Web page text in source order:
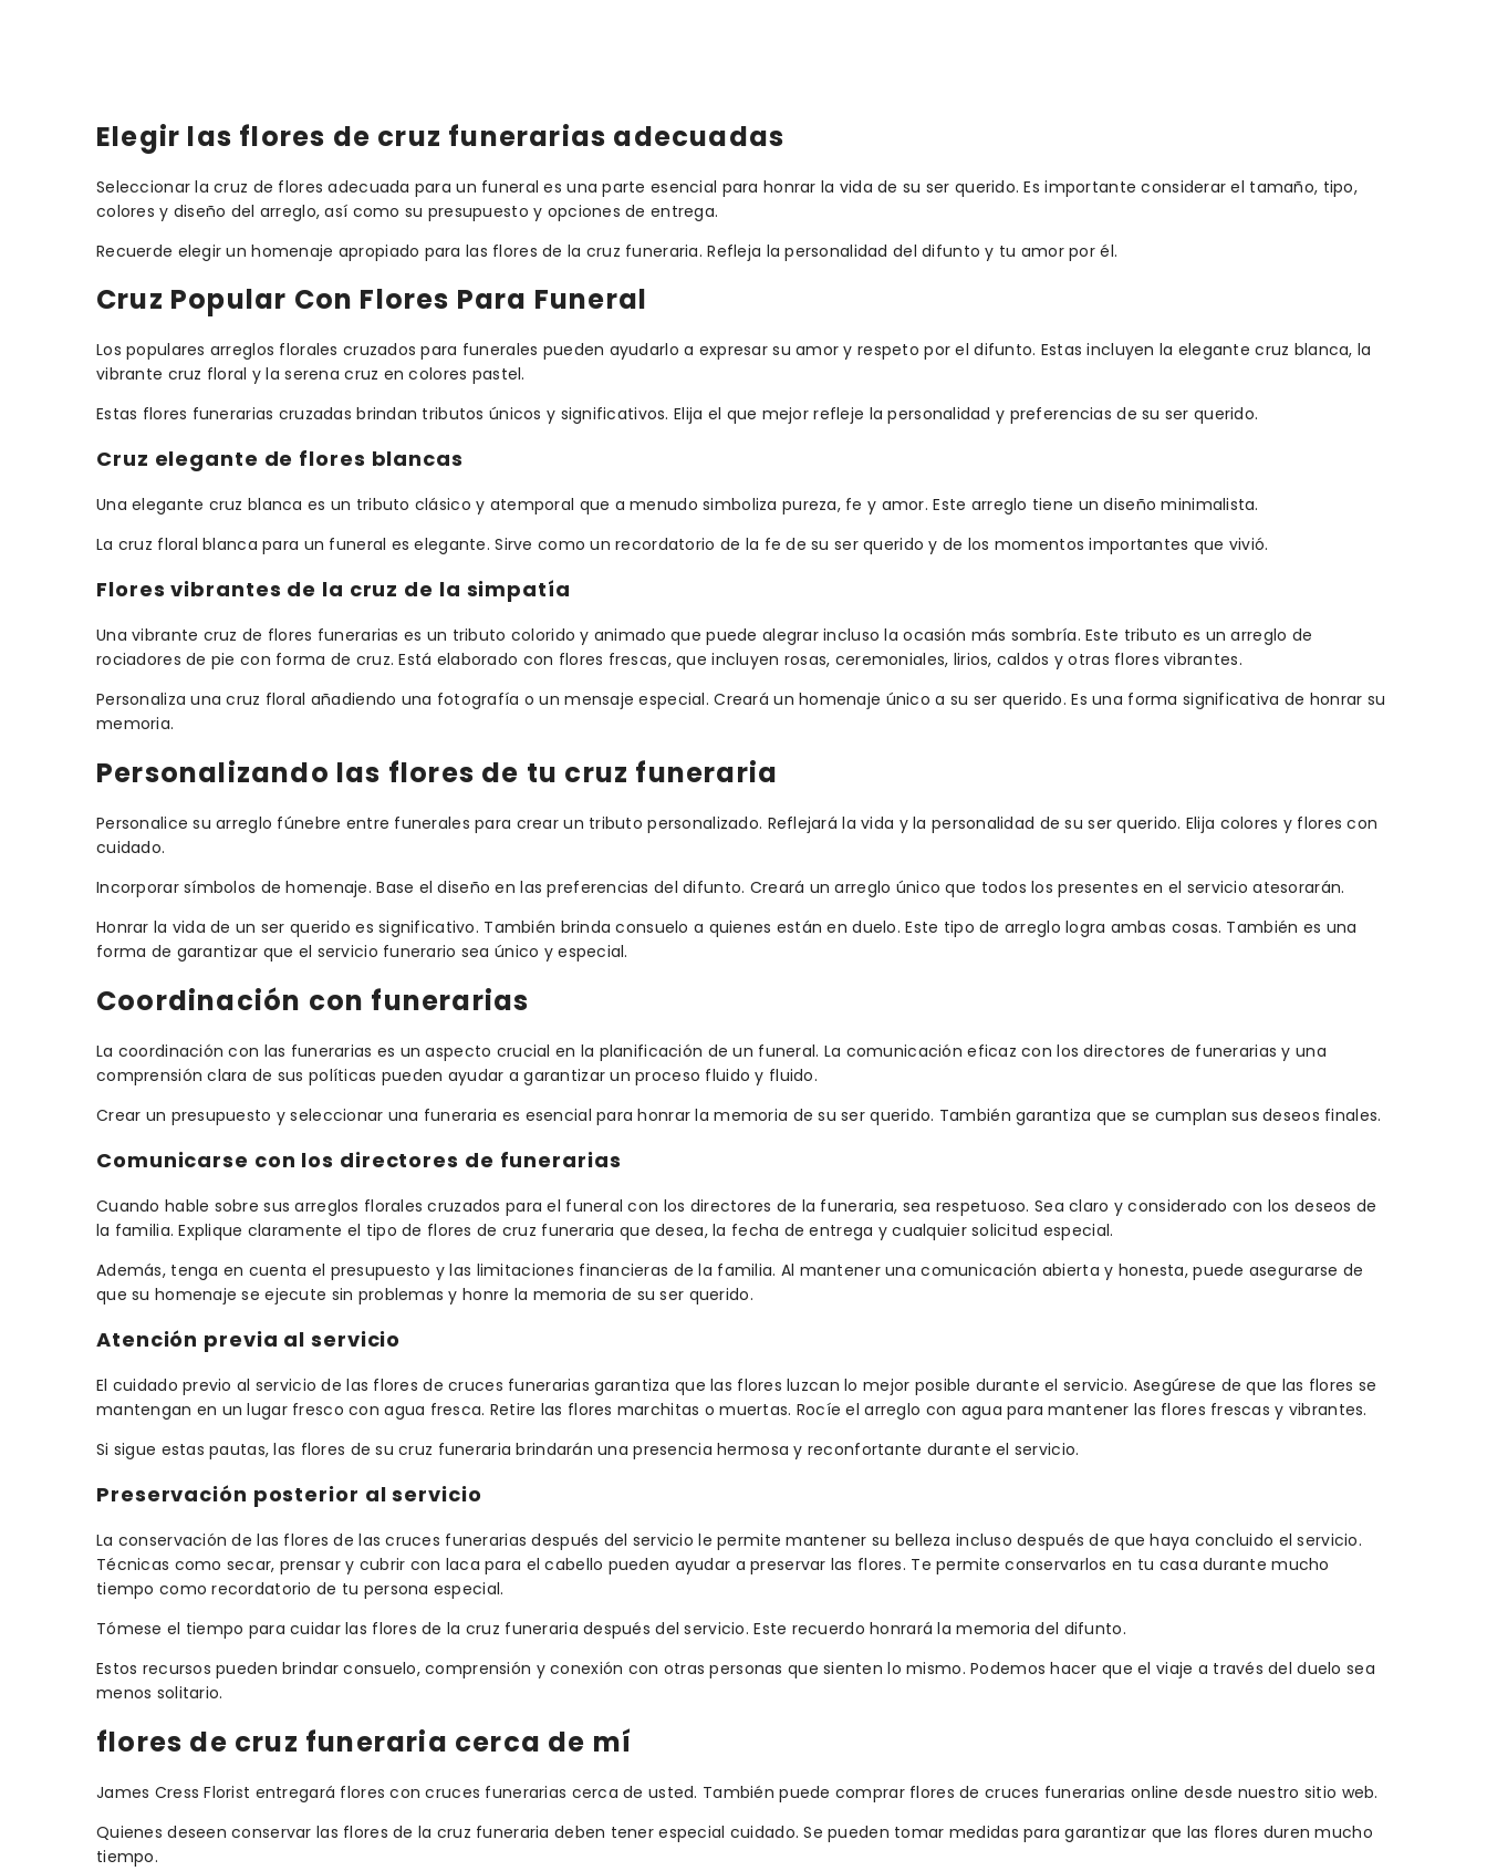
Elegir las flores de cruz funerarias adecuadas
Seleccionar la cruz de flores adecuada para un funeral es una parte esencial para honrar la vida de su ser querido. Es importante considerar el tamaño, tipo,
colores y diseño del arreglo, así como su presupuesto y opciones de entrega.
Recuerde elegir un homenaje apropiado para las flores de la cruz funeraria. Refleja la personalidad del difunto y tu amor por él.
Cruz Popular Con Flores Para Funeral
Los populares arreglos florales cruzados para funerales pueden ayudarlo a expresar su amor y respeto por el difunto. Estas incluyen la elegante cruz blanca, la
vibrante cruz floral y la serena cruz en colores pastel.
Estas flores funerarias cruzadas brindan tributos únicos y significativos. Elija el que mejor refleje la personalidad y preferencias de su ser querido.
Cruz elegante de flores blancas
Una elegante cruz blanca es un tributo clásico y atemporal que a menudo simboliza pureza, fe y amor. Este arreglo tiene un diseño minimalista.
La cruz floral blanca para un funeral es elegante. Sirve como un recordatorio de la fe de su ser querido y de los momentos importantes que vivió.
Flores vibrantes de la cruz de la simpatía
Una vibrante cruz de flores funerarias es un tributo colorido y animado que puede alegrar incluso la ocasión más sombría. Este tributo es un arreglo de
rociadores de pie con forma de cruz. Está elaborado con flores frescas, que incluyen rosas, ceremoniales, lirios, caldos y otras flores vibrantes.
Personaliza una cruz floral añadiendo una fotografía o un mensaje especial. Creará un homenaje único a su ser querido. Es una forma significativa de honrar su
memoria.
Personalizando las flores de tu cruz funeraria
Personalice su arreglo fúnebre entre funerales para crear un tributo personalizado. Reflejará la vida y la personalidad de su ser querido. Elija colores y flores con
cuidado.
Incorporar símbolos de homenaje. Base el diseño en las preferencias del difunto. Creará un arreglo único que todos los presentes en el servicio atesorarán.
Honrar la vida de un ser querido es significativo. También brinda consuelo a quienes están en duelo. Este tipo de arreglo logra ambas cosas. También es una
forma de garantizar que el servicio funerario sea único y especial.
Coordinación con funerarias
La coordinación con las funerarias es un aspecto crucial en la planificación de un funeral. La comunicación eficaz con los directores de funerarias y una
comprensión clara de sus políticas pueden ayudar a garantizar un proceso fluido y fluido.
Crear un presupuesto y seleccionar una funeraria es esencial para honrar la memoria de su ser querido. También garantiza que se cumplan sus deseos finales.
Comunicarse con los directores de funerarias
Cuando hable sobre sus arreglos florales cruzados para el funeral con los directores de la funeraria, sea respetuoso. Sea claro y considerado con los deseos de
la familia. Explique claramente el tipo de flores de cruz funeraria que desea, la fecha de entrega y cualquier solicitud especial.
Además, tenga en cuenta el presupuesto y las limitaciones financieras de la familia. Al mantener una comunicación abierta y honesta, puede asegurarse de
que su homenaje se ejecute sin problemas y honre la memoria de su ser querido.
Atención previa al servicio
El cuidado previo al servicio de las flores de cruces funerarias garantiza que las flores luzcan lo mejor posible durante el servicio. Asegúrese de que las flores se
mantengan en un lugar fresco con agua fresca. Retire las flores marchitas o muertas. Rocíe el arreglo con agua para mantener las flores frescas y vibrantes.
Si sigue estas pautas, las flores de su cruz funeraria brindarán una presencia hermosa y reconfortante durante el servicio.
Preservación posterior al servicio
La conservación de las flores de las cruces funerarias después del servicio le permite mantener su belleza incluso después de que haya concluido el servicio.
Técnicas como secar, prensar y cubrir con laca para el cabello pueden ayudar a preservar las flores. Te permite conservarlos en tu casa durante mucho
tiempo como recordatorio de tu persona especial.
Tómese el tiempo para cuidar las flores de la cruz funeraria después del servicio. Este recuerdo honrará la memoria del difunto.
Estos recursos pueden brindar consuelo, comprensión y conexión con otras personas que sienten lo mismo. Podemos hacer que el viaje a través del duelo sea
menos solitario.
flores de cruz funeraria cerca de mí
James Cress Florist entregará flores con cruces funerarias cerca de usted. También puede comprar flores de cruces funerarias online desde nuestro sitio web.
Quienes deseen conservar las flores de la cruz funeraria deben tener especial cuidado. Se pueden tomar medidas para garantizar que las flores duren mucho
tiempo.